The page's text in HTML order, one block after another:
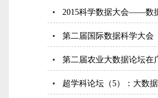
2015科学数据大会——数
第二届国际数据科学大会
第二届农业大数据论坛在
超学科论坛（5）：大数